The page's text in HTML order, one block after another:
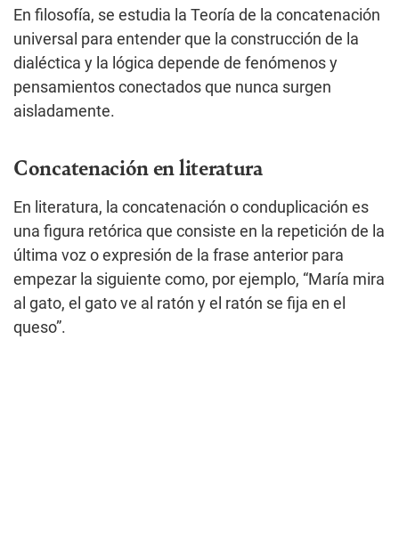
En filosofía, se estudia la Teoría de la concatenación
universal para entender que la construcción de la
dialéctica y la lógica depende de fenómenos y
pensamientos conectados que nunca surgen
aisladamente.
Concatenación en literatura
En literatura, la concatenación o conduplicación es
una figura retórica que consiste en la repetición de la
última voz o expresión de la frase anterior para
empezar la siguiente como, por ejemplo, “María mira
al gato, el gato ve al ratón y el ratón se fija en el
queso”.